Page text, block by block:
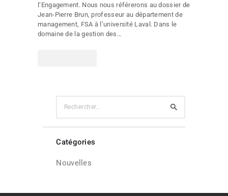
l’Engagement. Nous nous référerons au dossier de
Jean-Pierre Brun, professeur au département de
management, FSA à l’université Laval. Dans le
domaine de la gestion des…
Catégories
Nouvelles